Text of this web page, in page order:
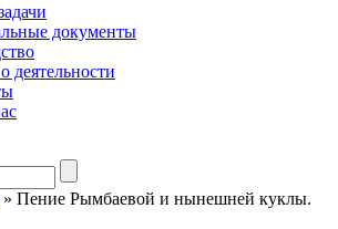
документы
деятельности
» Пение Рымбаевой и нынешней куклы.